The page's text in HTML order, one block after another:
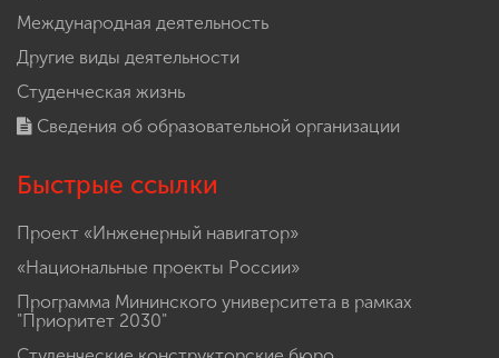
Международная деятельность
Другие виды деятельности
Студенческая жизнь
Сведения об образовательной организации
Быстрые ссылки
Проект «Инженерный навигатор»
«Национальные проекты России»
Программа Мининского университета в рамках
"Приоритет 2030"